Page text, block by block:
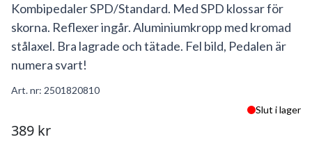
Kombipedaler SPD/Standard. Med SPD klossar för
skorna. Reflexer ingår. Aluminiumkropp med kromad
stålaxel. Bra lagrade och tätade. Fel bild, Pedalen är
numera svart!
Art. nr: 2501820810
Slut i lager
389 kr